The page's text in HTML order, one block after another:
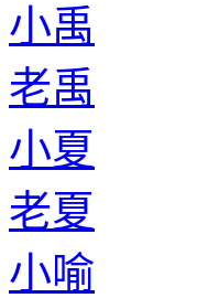
小禹
老禹
小夏
老夏
小喻